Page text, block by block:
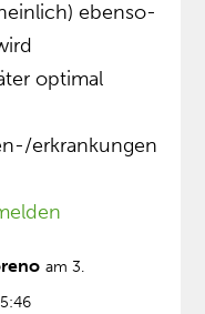
ebenso-
optimal
erkrankungen
am 3.